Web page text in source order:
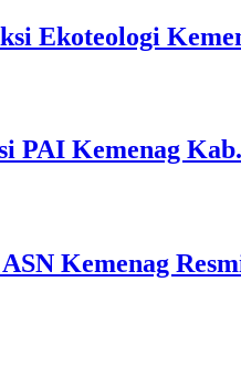
Ekoteologi
PAI Kemenag
Kemenag